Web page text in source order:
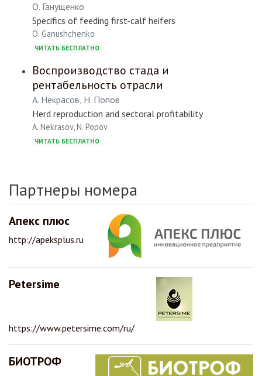
О. Ганущенко
Specifics of feeding first-calf heifers
O. Ganushchenko
ЧИТАТЬ БЕСПЛАТНО
Воспроизводство стада и
рентабельность отрасли
А. Некрасов, Н. Попов
Herd reproduction and sectoral profitability
A. Nekrasov, N. Popov
ЧИТАТЬ БЕСПЛАТНО
Партнеры номера
Апекс плюс
http://apeksplus.ru
Petersime
https://www.petersime.com/ru/
БИОТРОФ